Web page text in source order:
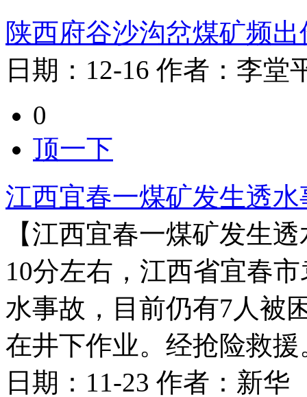
陕西府谷沙沟岔煤矿频
日期： 12-16 作者： 李堂
0
顶一下
江西宜春一煤矿发生透
【江西宜春一煤矿发生
10分左右，江西省宜春
水事故，目前仍有7人被
在井下作业。经抢险救
日期： 11-23 作者： 新华